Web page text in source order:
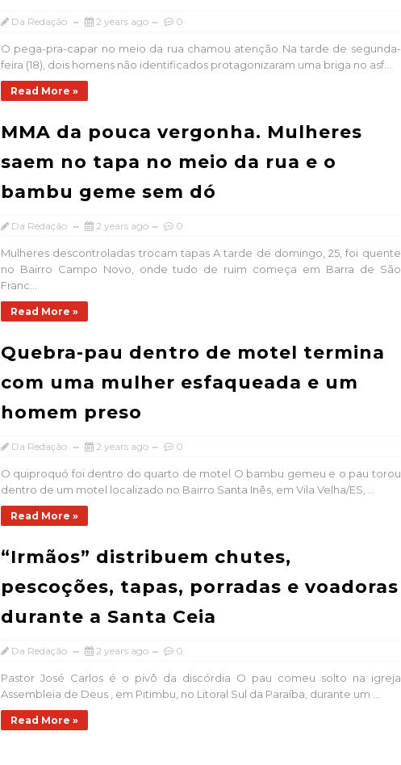
Da Redação 2 years ago 0
O pega-pra-capar no meio da rua chamou atenção Na tarde de segunda-
feira (18), dois homens não identificados protagonizaram uma briga no asf...
Read More »
MMA da pouca vergonha. Mulheres
saem no tapa no meio da rua e o
bambu geme sem dó
Da Redação 2 years ago 0
Mulheres descontroladas trocam tapas A tarde de domingo, 25, foi quente
no Bairro Campo Novo, onde tudo de ruim começa em Barra de São
Franc...
Read More »
Quebra-pau dentro de motel termina
com uma mulher esfaqueada e um
homem preso
Da Redação 2 years ago 0
O quiproquó foi dentro do quarto de motel O bambu gemeu e o pau torou
dentro de um motel localizado no Bairro Santa Inês, em Vila Velha/ES, ...
Read More »
“Irmãos” distribuem chutes,
pescoções, tapas, porradas e voadoras
durante a Santa Ceia
Da Redação 2 years ago 0
Pastor José Carlos é o pivô da discórdia O pau comeu solto na igreja
Assembleia de Deus , em Pitimbu, no Litoral Sul da Paraíba, durante um ...
Read More »